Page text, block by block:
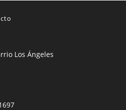
Los Ángeles